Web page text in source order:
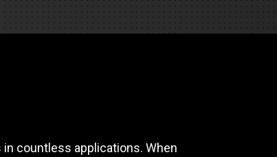
escolares
countless applications. When